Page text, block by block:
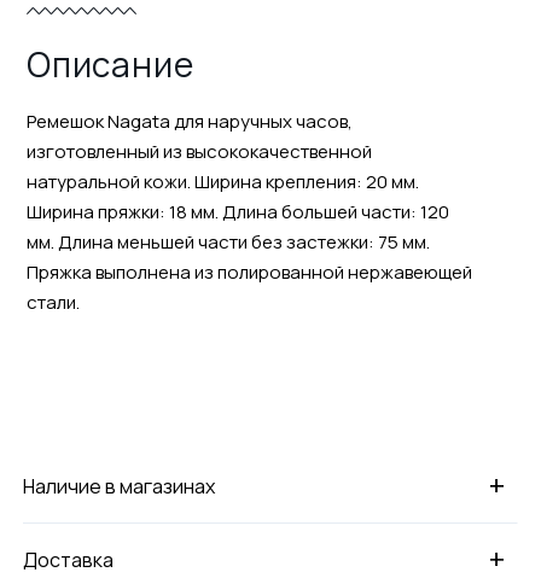
Описание
Ремешок Nagata для наручных часов,
изготовленный из высококачественной
натуральной кожи. Ширина крепления: 20 мм.
Ширина пряжки: 18 мм. Длина большей части: 120
мм. Длина меньшей части без застежки: 75 мм.
Пряжка выполнена из полированной нержавеющей
стали.
+
Наличие в магазинах
+
Доставка